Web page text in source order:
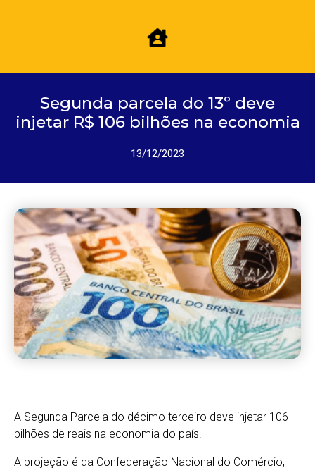
Segunda parcela do 13º deve
injetar R$ 106 bilhões na economia
13/12/2023
A Segunda Parcela do décimo terceiro deve injetar 106
bilhões de reais na economia do país.
A projeção é da Confederação Nacional do Comércio,